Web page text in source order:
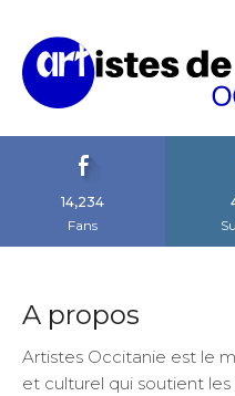
14,234
Fans
A propos
Artistes Occitanie est le
et culturel qui soutient